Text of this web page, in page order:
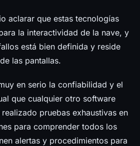
aclarar que estas tecnologías
la interactividad de la nave, y
está bien definida y reside
las pantallas.
en serio la confiabilidad y el
que cualquier otro software
pruebas exhaustivas en
para comprender todos los
alertas y procedimientos para